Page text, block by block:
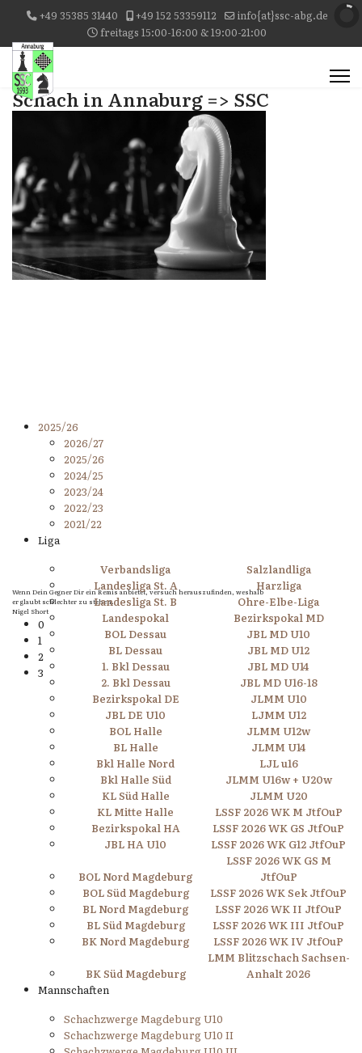
+49 35385 31440 +49 152 53359112
info{at}ssc-abg.de
freitags 15:00-16:00 & 19:00-21:00
Schach in Annaburg => SSC
Wenn Dein Gegner Dir ein Remis anbietet, versuch herauszufinden, weshalb
er glaubt schlechter zu stehen.
Nigel Short
0
1
2
3
2025/26
2026/27
2025/26
2024/25
2023/24
2022/23
2021/22
Liga
Verbandsliga
Salzlandliga
Landesliga St. A
Harzliga
Landesliga St. B
Ohre-Elbe-Liga
Landespokal
Bezirkspokal MD
BOL Dessau
JBL MD U10
BL Dessau
JBL MD U12
1. Bkl Dessau
JBL MD U14
2. Bkl Dessau
JBL MD U16-18
Bezirkspokal DE
JLMM U10
JBL DE U10
LJMM U12
BOL Halle
JLMM U12w
BL Halle
JLMM U14
Bkl Halle Nord
LJL u16
Bkl Halle Süd
JLMM U16w + U20w
KL Süd Halle
JLMM U20
KL Mitte Halle
LSSF 2026 WK M JtfOuP
Bezirkspokal HA
LSSF 2026 WK GS JtfOuP
JBL HA U10
LSSF 2026 WK G12 JtfOuP
BOL Nord Magdeburg
LSSF 2026 WK GS M
JtfOuP
BOL Süd Magdeburg
LSSF 2026 WK Sek JtfOuP
BL Nord Magdeburg
LSSF 2026 WK II JtfOuP
BL Süd Magdeburg
LSSF 2026 WK III JtfOuP
BK Nord Magdeburg
LSSF 2026 WK IV JtfOuP
BK Süd Magdeburg
LMM Blitzschach Sachsen-
Anhalt 2026
Mannschaften
Schachzwerge Magdeburg U10
Schachzwerge Magdeburg U10 II